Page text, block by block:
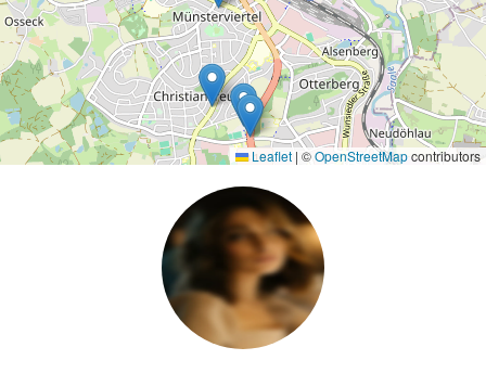
Leaflet | ©OpenStreetMapcontributors